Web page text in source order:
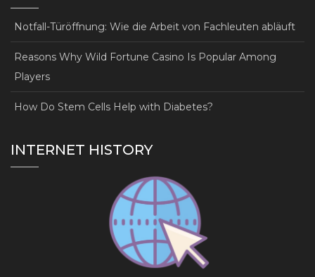
Notfall-Türöffnung: Wie die Arbeit von Fachleuten abläuft
Reasons Why Wild Fortune Casino Is Popular Among
Players
How Do Stem Cells Help with Diabetes?
INTERNET HISTORY